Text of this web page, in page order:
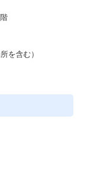
を含む）